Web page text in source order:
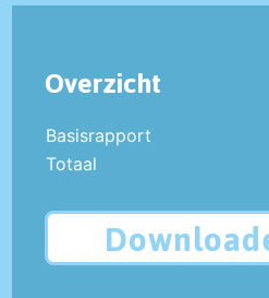
Overzicht
Basisrapport
Totaal